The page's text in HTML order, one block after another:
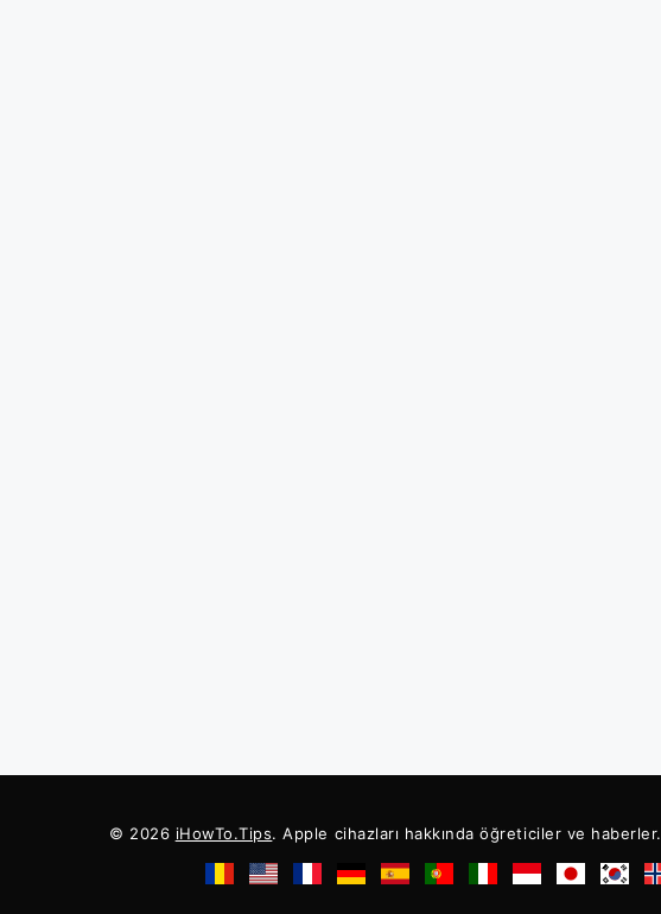
© 2026 iHowTo.Tips. Apple cihazları hakkında öğreticiler ve haberler.